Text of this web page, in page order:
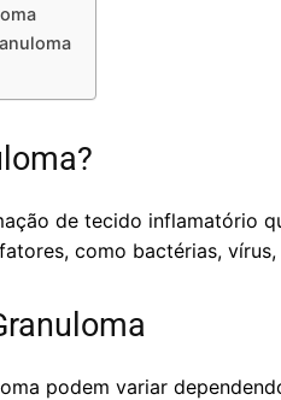
de tecido inflamatório
como bactérias,
podem variar